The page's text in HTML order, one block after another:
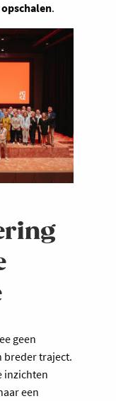
.
geen
breder traject.
inzichten
een